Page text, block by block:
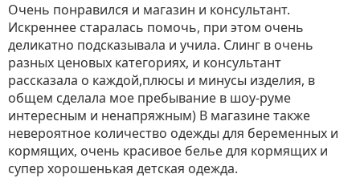
Очень понравился и магазин и консультант.
Искреннее старалась помочь, при этом очень
деликатно подсказывала и учила. Слинг в очень
разных ценовых категориях, и консультант
рассказала о каждой,плюсы и минусы изделия, в
общем сделала мое пребывание в шоу-руме
интересным и ненапряжным) В магазине также
невероятное количество одежды для беременных и
кормящих, очень красивое белье для кормящих и
супер хорошенькая детская одежда.